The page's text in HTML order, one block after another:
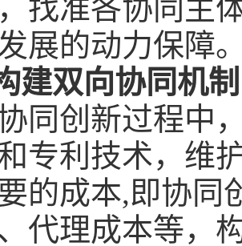
找准各协同主
展的动力保障
建双向协同机制
同创新过程中
专利技术，维
的成本,即协同
代理成本等，